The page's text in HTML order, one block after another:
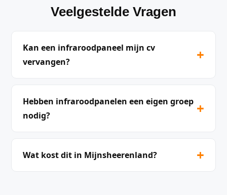
Veelgestelde Vragen
Kan een infraroodpaneel mijn cv
vervangen?
+
Hebben infraroodpanelen een eigen groep
nodig?
+
Wat kost dit in Mijnsheerenland? +